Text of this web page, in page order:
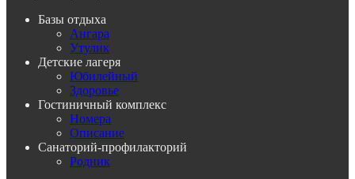
Базы отдыха
Ангара
Утулик
Детские лагеря
Юбилейный
Здоровье
Гостиничный комплекс
Номера
Описание
Санаторий-профилакторий
Родник